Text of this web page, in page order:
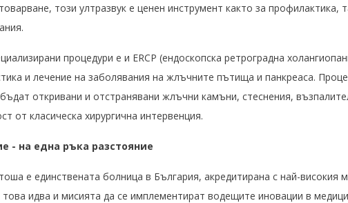
този ултразвук е ценен инструмент както за профилактика,
процедури е и ERCP (ендоскопска ретроградна
и лечение на заболявания на жлъчните пътища и панкреаса.
откривани и отстранявани жлъчни камъни, стеснения,
от класическа хирургична интервенция.
- на една ръка разстояние
е единствената болница в България, акредитирана с най-високия
това идва и мисията да се имплементират водещите иновации в